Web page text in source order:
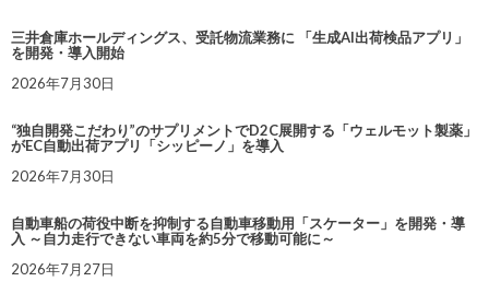
三井倉庫ホールディングス、受託物流業務に 「生成AI出荷検品アプリ」
を開発・導入開始
2026年7月30日
“独自開発こだわり”のサプリメントでD2C展開する「ウェルモット製薬」
がEC自動出荷アプリ「シッピーノ」を導入
2026年7月30日
自動車船の荷役中断を抑制する自動車移動用「スケーター」を開発・導
入 ～自力走行できない車両を約5分で移動可能に～
2026年7月27日